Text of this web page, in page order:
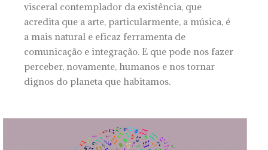
visceral contemplador da existência, que
acredita que a arte, particularmente, a música, é
a mais natural e eficaz ferramenta de
comunicação e integração. E que pode nos fazer
perceber, novamente, humanos e nos tornar
dignos do planeta que habitamos.